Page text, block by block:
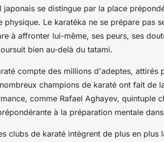
japonais se distingue par la place
Le karatéka ne se prépare pas
à affronter lui-même, ses peurs, ses
bien au-delà du tatami.
compte des millions d'adeptes, attirés
champions de karaté ont fait de
comme Rafael Aghayev, quintuple
à la préparation mentale
clubs de karaté intègrent de plus en plus